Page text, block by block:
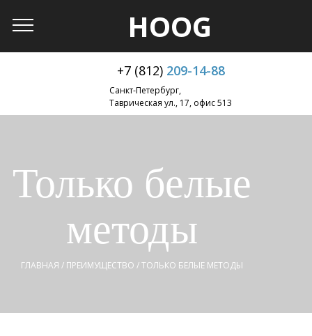
HOOG
+7 (812) 209-14-88
Санкт-Петербург,
Таврическая ул., 17, офис 513
Только белые
методы
ГЛАВНАЯ / ПРЕИМУЩЕСТВО /ТОЛЬКО БЕЛЫЕ МЕТОДЫ